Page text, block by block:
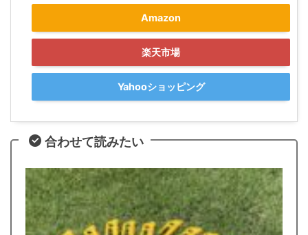
Amazon
楽天市場
Yahooショッピング
合わせて読みたい